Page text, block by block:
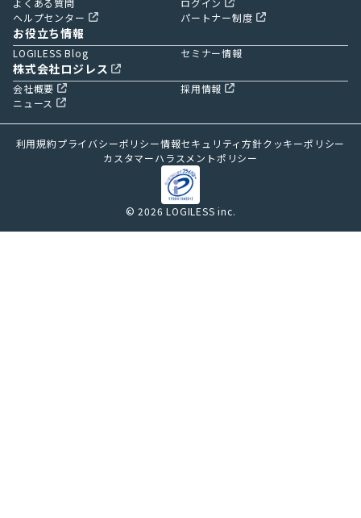
よくある質問
ログイン
ヘルプセンター
パートナー制度
お役立ち情報
LOGILESS Blog セミナー情報
株式会社ロジレス
会社概要
採用情報
ニュース
利用規約プライバシーポリシー情報セキュリティ方針クッキーポリシー
カスタマーハラスメントポリシー
© 2026 LOGILESS inc.